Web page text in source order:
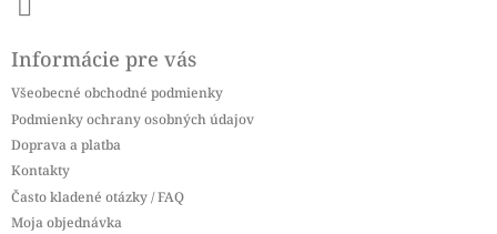
Informácie pre vás
Všeobecné obchodné podmienky
Podmienky ochrany osobných údajov
Doprava a platba
Kontakty
Často kladené otázky / FAQ
Moja objednávka